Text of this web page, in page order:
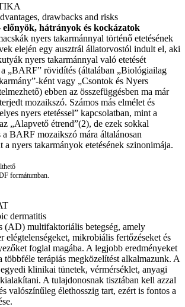
drawbacks and risks
hátrányok és kockázatok
nyers takarmánnyal történő etetésének
elején egy ausztrál állatorvostól indult el, aki
nyers takarmánnyal való etetését
a „BARF” rövidítés (általában „Biológiailag
ként vagy „Csontok és Nyers
ebben az összefüggésben ma már
mozaikszó. Számos más elmélet és
nyers etetéssel” kapcsolatban, mint a
„Alapvető étrend”(2), de ezek sokkal
a BARF mozaikszó mára általánosan
nyers takarmányok etetésének szinonimája.
formátumban.
dermatitis
(AD) multifaktoriális betegség, amely
elégtelenségeket, mikrobiális fertőzéseket és
foglal magába. A legjobb eredményeket
többféle terápiás megközelítést alkalmazunk. A
klinikai tünetek, vérmérséklet, anyagi
A tulajdonosnak tisztában kell azzal
valószínűleg élethosszig tart, ezért is fontos a